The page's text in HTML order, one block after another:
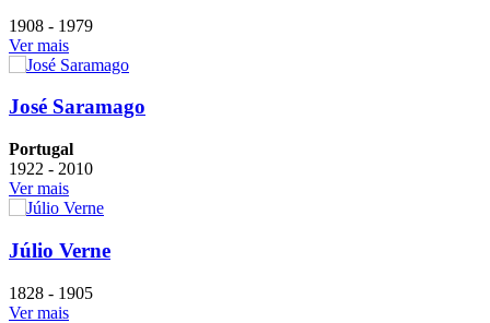
1908 - 1979
Ver mais
José Saramago
Portugal
1922 - 2010
Ver mais
Júlio Verne
1828 - 1905
Ver mais